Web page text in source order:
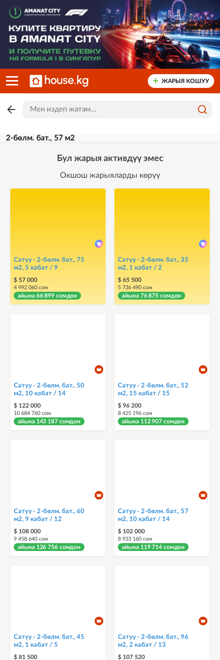
ЖАРЫЯ КОШУУ
2-бөлм. бат., 57 м2
Бул жарыя активдүү эмес
Окшош жарыяларды көрүү
Сатуу · 2-бөлм. бат., 75
м2, 5 кабат / 9
$ 57 000
4 992 060 сом
айына 66 899 сомдон
Сатуу · 2-бөлм. бат., 35
м2, 1 кабат / 2
$ 65 500
5 736 490 сом
айына 76 875 сомдон
Сатуу · 2-бөлм. бат., 50
м2, 10 кабат / 14
$ 122 000
10 684 760 сом
айына 143 187 сомдон
Сатуу · 2-бөлм. бат., 52
м2, 15 кабат / 15
$ 96 200
8 425 196 сом
айына 112 907 сомдон
Сатуу · 2-бөлм. бат., 60
м2, 9 кабат / 12
$ 108 000
9 458 640 сом
айына 126 756 сомдон
Сатуу · 2-бөлм. бат., 57
м2, 10 кабат / 14
$ 102 000
8 933 160 сом
айына 119 714 сомдон
Сатуу · 2-бөлм. бат., 45
м2, 1 кабат / 5
$ 81 500
Сатуу · 2-бөлм. бат., 96
м2, 2 кабат / 13
$ 107 520